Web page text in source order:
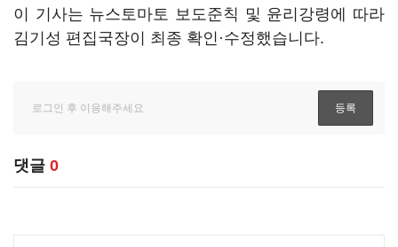
이 기사는 뉴스토마토 보도준칙 및 윤리강령에 따라
김기성 편집국장이 최종 확인·수정했습니다.
댓글 0